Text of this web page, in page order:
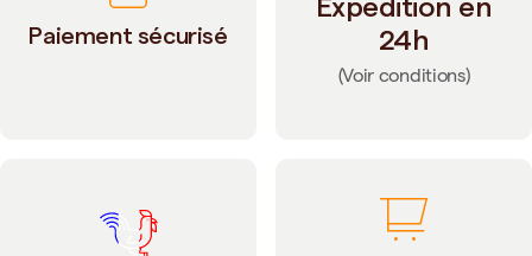
Paiement sécurisé
24h
(Voir conditions)